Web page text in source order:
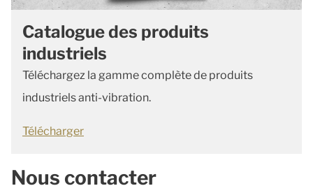
Catalogue des produits
industriels
Téléchargez la gamme complète de produits
industriels anti-vibration.
Télécharger
Nous contacter